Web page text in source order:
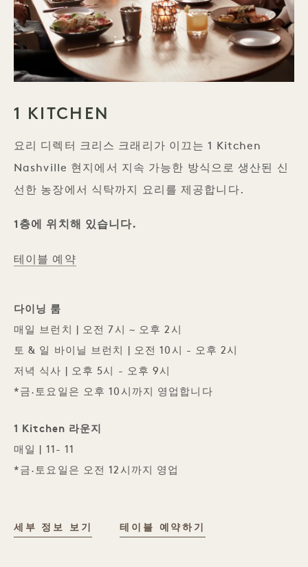
1 KITCHEN
요리 디렉터 크리스 크래리가 이끄는 1 Kitchen
Nashville 현지에서 지속 가능한 방식으로 생산된 신
선한 농장에서 식탁까지 요리를 제공합니다.
1층에 위치해 있습니다.
테이블 예약
다이닝 룸
매일 브런치 | 오전 7시 ~ 오후 2시
토 & 일 바이닐 브런치 | 오전 10시 - 오후 2시
저녁 식사 | 오후 5시 - 오후 9시
*금·토요일은 오후 10시까지 영업합니다
1 Kitchen 라운지
매일 | 11- 11
*금·토요일은 오전 12시까지 영업
세부 정보 보기 1 KITCHEN
테이블 예약하기